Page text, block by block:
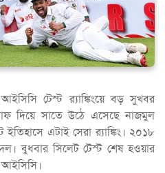
টেস্ট র‍্যাঙ্কিংয়ে বড় সুখবর
দিয়ে সাতে উঠে এসেছে নাজমুল
এটাই সেরা র‍্যাঙ্কিং। ২০১৮
বুধবার সিলেট টেস্ট শেষ হওয়ার
আইসিসি।